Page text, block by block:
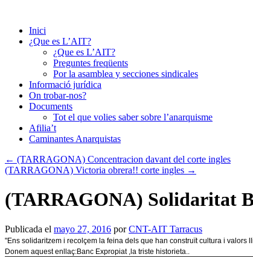
contenido
Inici
¿Que es L’AIT?
¿Que es L’AIT?
Preguntes freqüents
Por la asamblea y secciones sindicales
Informació jurídica
On trobar-nos?
Documents
Tot el que volies saber sobre l’anarquisme
Afilia’t
Caminantes Anarquistas
← (TARRAGONA) Concentracion davant del corte ingles
(TARRAGONA) Victoria obrera!! corte ingles →
(TARRAGONA) Solidaritat
Publicada el mayo 27, 2016 por CNT-AIT Tarracus
"Ens solidaritzem i recolçem la feina dels que han construït cultura i
Donem aquest enllaç:Banc Expropiat ,la triste historieta..